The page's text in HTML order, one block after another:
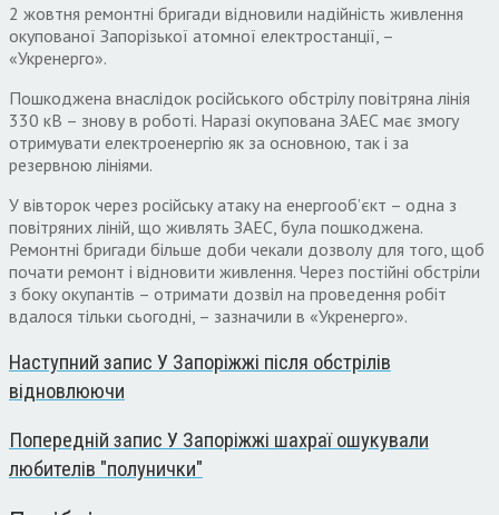
2 жовтня ремонтні бригади відновили надійність живлення
окупованої Запорізької атомної електростанції, –
«Укренерго».
Пошкоджена внаслідок російського обстрілу повітряна лінія
330 кВ – знову в роботі. Наразі окупована ЗАЕС має змогу
отримувати електроенергію як за основною, так і за
резервною лініями.
У вівторок через російську атаку на енергооб’єкт – одна з
повітряних ліній, що живлять ЗАЕС, була пошкоджена.
Ремонтні бригади більше доби чекали дозволу для того, щоб
почати ремонт і відновити живлення. Через постійні обстріли
з боку окупантів – отримати дозвіл на проведення робіт
вдалося тільки сьогодні, – зазначили в «Укренерго».
Наступний запис У Запоріжжі після обстрілів
відновлюючи
Попередній запис У Запоріжжі шахраї ошукували
любителів "полунички"